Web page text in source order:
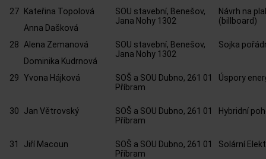
27
Kateřina Topolová
SOU stavební, Benešov,
Jana Nohy 1302
Návrh na
(billboard)
Anna Dašková
28
Alena Zemanová
SOU stavební, Benešov,
Jana Nohy 1302
Sojka
Dominika Kudrnová
29 Yvona Hájková
SOŠ a SOU Dubno, 261 01
Příbram
Úspory
30 Jan Větrovský
SOŠ a SOU Dubno, 261 01
Příbram
Hybridní
31 Jiří Macoun
SOŠ a SOU Dubno, 261 01
Příbram
Solární